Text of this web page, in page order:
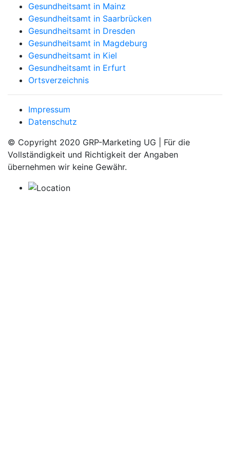
Gesundheitsamt in Mainz
Gesundheitsamt in Saarbrücken
Gesundheitsamt in Dresden
Gesundheitsamt in Magdeburg
Gesundheitsamt in Kiel
Gesundheitsamt in Erfurt
Ortsverzeichnis
Impressum
Datenschutz
© Copyright 2020 GRP-Marketing UG | Für die
Vollständigkeit und Richtigkeit der Angaben
übernehmen wir keine Gewähr.